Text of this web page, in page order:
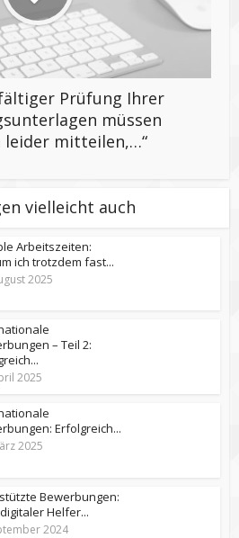
Prüfung Ihrer
müssen
leider mitteilen,…“
vielleicht auch
Arbeitszeiten:
ich trotzdem fast...
2025
– Teil 2:
2025
Erfolgreich...
2025
Bewerbungen:
Helfer...
2024